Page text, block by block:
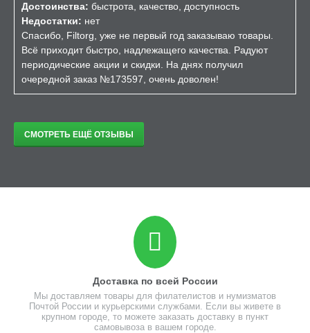
Достоинства: быстрота, качество, доступность
Недостатки: нет
Спасибо, Filtorg, уже не первый год заказываю товары.
Всё приходит быстро, надлежащего качества. Радуют
периодические акции и скидки. На днях получил
очередной заказ №173597, очень доволен!
СМОТРЕТЬ ЕЩЁ ОТЗЫВЫ
Доставка по всей России
Мы доставляем товары для филателистов и нумизматов
Почтой России и курьерскими службами. Если вы живете в
крупном городе, то можете заказать доставку в пункт
самовывоза в вашем городе.